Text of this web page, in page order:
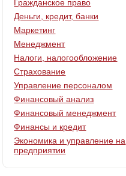
Гражданское право
Деньги, кредит, банки
Маркетинг
Менеджмент
Налоги, налогообложение
Страхование
Управление персоналом
Финансовый анализ
Финансовый менеджмент
Финансы и кредит
Экономика и управление на
предприятии